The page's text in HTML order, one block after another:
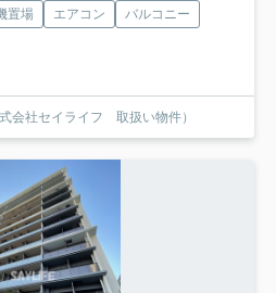
置場 エアコン
バルコニー
会社セイライフ 取扱い物件）